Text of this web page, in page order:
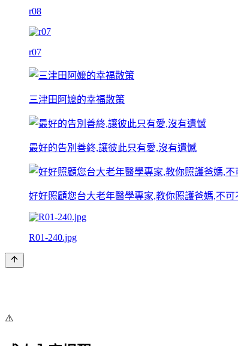
r08
r07
三津田阿嬤的幸福散策
最好的告別善終,讓彼此只有愛,沒有遺憾
好好照顧您台大老年醫學專家,教你照護爸媽,不
R01-240.jpg
⚠️